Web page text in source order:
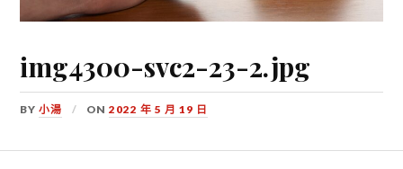
img4300-svc2-23-2.jpg
BY小湯 ON2022 年 5 月 19 日